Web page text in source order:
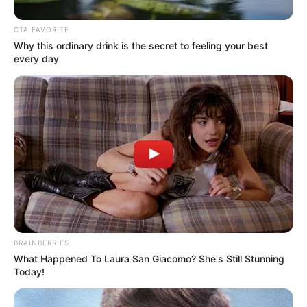
modalidad que más golpea a
Cartagena: Gaula alerta a la
ciudadanía
CTA FAVORITE
Why this ordinary drink is the secret to feeling your best
every day
BRAINBERRIES
What Happened To Laura San Giacomo? She's Still Stunning
Today!